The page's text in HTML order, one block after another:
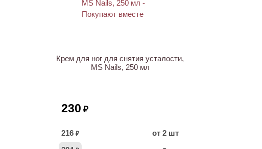
Крем для ног для снятия усталости,
MS Nails, 250 мл
230 ₽
216 ₽
от 2 шт